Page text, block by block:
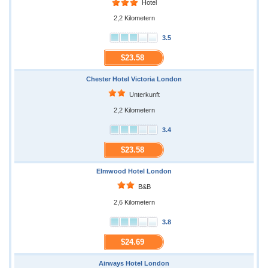
Hotel
2,2 Kilometern
3.5
$23.58
Chester Hotel Victoria London
Unterkunft
2,2 Kilometern
3.4
$23.58
Elmwood Hotel London
B&B
2,6 Kilometern
3.8
$24.69
Airways Hotel London